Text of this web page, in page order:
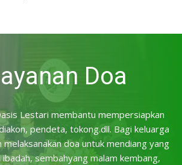
Doa
Lestari membantu mempersiapkan
pendeta, tokong.dll. Bagi keluarga
melaksanakan doa untuk mendiang yang
sembahyang malam kembang,